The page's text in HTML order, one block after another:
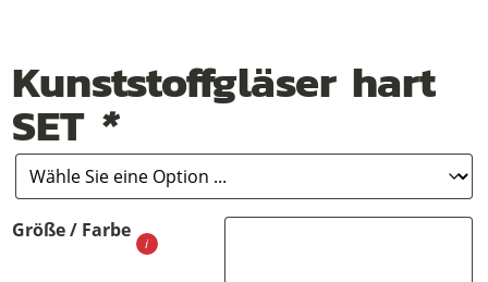
Kunststoffgläser hart
SET *
Größe / Farbe